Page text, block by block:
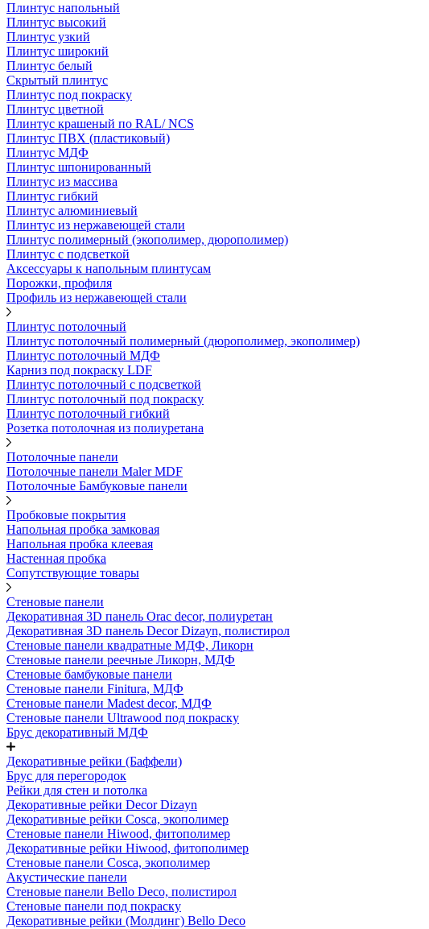
Плинтус напольный
Плинтус высокий
Плинтус узкий
Плинтус широкий
Плинтус белый
Скрытый плинтус
Плинтус под покраску
Плинтус цветной
Плинтус крашеный по RAL/ NCS
Плинтус ПВХ (пластиковый)
Плинтус МДФ
Плинтус шпонированный
Плинтус из массива
Плинтус гибкий
Плинтус алюминиевый
Плинтус из нержавеющей стали
Плинтус полимерный (экополимер, дюрополимер)
Плинтус с подсветкой
Аксессуары к напольным плинтусам
Порожки, профиля
Профиль из нержавеющей стали
Плинтус потолочный
Плинтус потолочный полимерный (дюрополимер, экополимер)
Плинтус потолочный МДФ
Карниз под покраску LDF
Плинтус потолочный с подсветкой
Плинтус потолочный под покраску
Плинтус потолочный гибкий
Розетка потолочная из полиуретана
Потолочные панели
Потолочные панели Maler MDF
Потолочные Бамбуковые панели
Пробковые покрытия
Напольная пробка замковая
Напольная пробка клеевая
Настенная пробка
Сопутствующие товары
Стеновые панели
Декоративная 3D панель Orac decor, полиуретан
Декоративная 3D панель Decor Dizayn, полистирол
Стеновые панели квадратные МДФ, Ликорн
Стеновые панели реечные Ликорн, МДФ
Стеновые бамбуковые панели
Стеновые панели Finitura, МДФ
Стеновые панели Madest decor, МДФ
Стеновые панели Ultrawood под покраску
Брус декоративный МДФ
Декоративные рейки (Баффели)
Брус для перегородок
Рейки для стен и потолка
Декоративные рейки Decor Dizayn
Декоративные рейки Cosca, экополимер
Стеновые панели Hiwood, фитополимер
Декоративные рейки Hiwood, фитополимер
Стеновые панели Cosca, экополимер
Акустические панели
Стеновые панели Bello Deco, полистирол
Стеновые панели под покраску
Декоративные рейки (Молдинг) Bello Deco